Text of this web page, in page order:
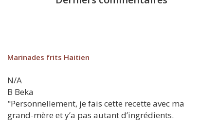
Marinades frits Haitien
N/A
B Beka
"Personnellement, je fais cette recette avec ma
grand-mère et y’a pas autant d’ingrédients.